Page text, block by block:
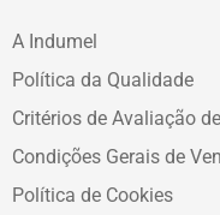
A Indumel
Política da Qualidade
Critérios de Avaliação
Condições Gerais de
Política de Cookies